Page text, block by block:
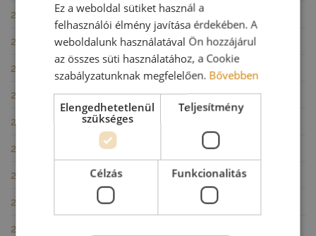
2025. szeptember(1)
2025. június(1)
2025. március
2025. január(1)
2024. november(1)
2024. október
(2)
2024. szeptember(1)
2024. július
2024. június
Ez a weboldal sütiket használ a
felhasználói élmény javítása érdekében. A
weboldalunk használatával Ön hozzájárul
az összes süti használatához, a Cookie
szabályzatunknak megfelelően. Bővebben
Elengedhetetlenül
szükséges
Teljesítmény
Célzás Funkcionalitás